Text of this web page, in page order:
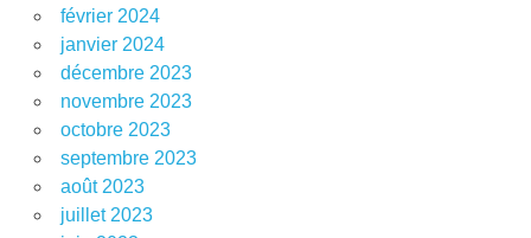
février 2024
janvier 2024
décembre 2023
novembre 2023
octobre 2023
septembre 2023
août 2023
juillet 2023